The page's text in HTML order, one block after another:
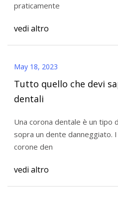
praticamente
vedi altro
May 18, 2023
Tutto quello che devi
dentali
Una corona dentale è un tipo
sopra un dente danneggiato. I dentisti consigliano le
corone den
vedi altro